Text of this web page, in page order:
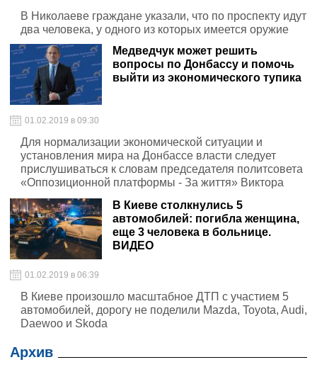
В Николаеве граждане указали, что по проспекту идут
два человека, у одного из которых имеется оружие
Медведчук может решить
вопросы по Донбассу и помочь
выйти из экономического тупика
01.02.2019 в 09:30
Для нормализации экономической ситуации и
установления мира на Донбассе власти следует
прислушиваться к словам председателя политсовета
«Оппозиционной платформы - За життя» Виктора
Медведчука
В Киеве столкнулись 5
автомобилей: погибла женщина,
еще 3 человека в больнице.
ВИДЕО
01.02.2019 в 06:39
В Киеве произошло масштабное ДТП с участием 5
автомобилей, дорогу не поделили Mazda, Toyota, Audi,
Daewoo и Skoda
Архив